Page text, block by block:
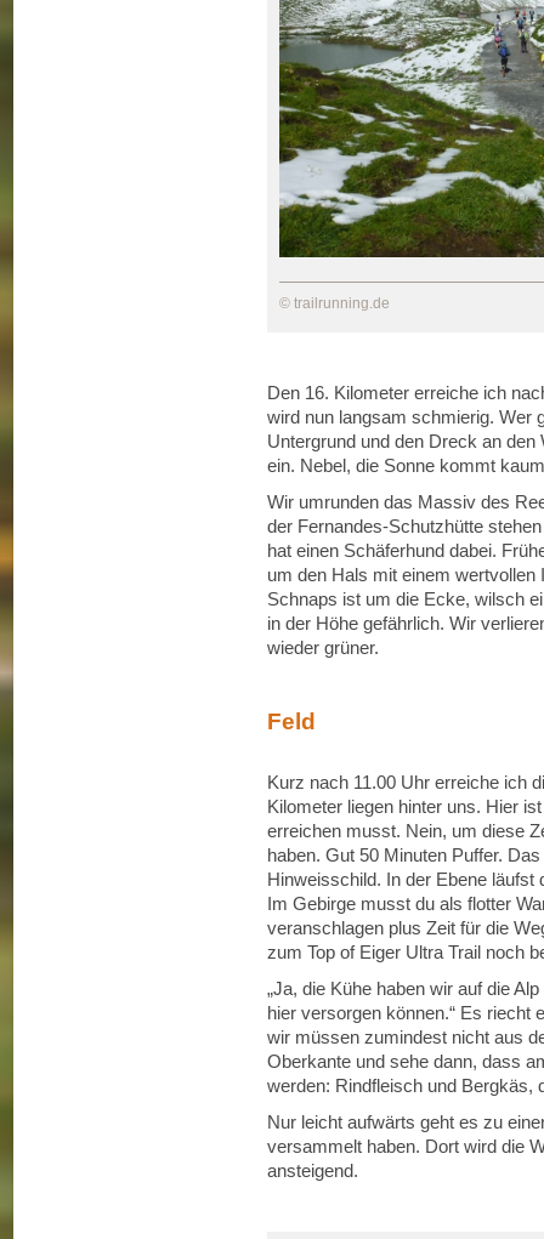
© trailrunning.de
Den 16. Kilometer erreiche ich
wird nun langsam schmierig. Wer
Untergrund und den Dreck an
ein. Nebel, die Sonne kommt
Wir umrunden das Massiv des
der Fernandes-Schutzhütte
hat einen Schäferhund dabei.
um den Hals mit einem wertvollen
Schnaps ist um die Ecke, wilsch
in der Höhe gefährlich. Wir
wieder grüner.
Feld
Kurz nach 11.00 Uhr erreiche ich
Kilometer liegen hinter uns. Hier
erreichen musst. Nein, um diese
haben. Gut 50 Minuten Puffer.
Hinweisschild. In der Ebene läufst
Im Gebirge musst du als flotter
veranschlagen plus Zeit für die
zum Top of Eiger Ultra Trail noch
„Ja, die Kühe haben wir auf die
hier versorgen können.“ Es riecht
wir müssen zumindest nicht aus
Oberkante und sehe dann, dass
werden: Rindfleisch und Bergkäs,
Nur leicht aufwärts geht es zu
versammelt haben. Dort wird die
ansteigend.